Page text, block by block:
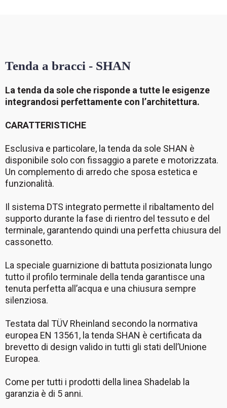
Tenda a bracci - SHAN
La tenda da sole che risponde a tutte le esigenze
integrandosi perfettamente con l’architettura.
CARATTERISTICHE
Esclusiva e particolare, la tenda da sole SHAN è
disponibile solo con fissaggio a parete e motorizzata.
Un complemento di arredo che sposa estetica e
funzionalità.
Il sistema DTS integrato permette il ribaltamento del
supporto durante la fase di rientro del tessuto e del
terminale, garantendo quindi una perfetta chiusura del
cassonetto.
La speciale guarnizione di battuta posizionata lungo
tutto il profilo terminale della tenda garantisce una
tenuta perfetta all’acqua e una chiusura sempre
silenziosa.
Testata dal TÜV Rheinland secondo la normativa
europea EN 13561, la tenda SHAN è certificata da
brevetto di design valido in tutti gli stati dell’Unione
Europea.
Come per tutti i prodotti della linea Shadelab la
garanzia è di 5 anni.